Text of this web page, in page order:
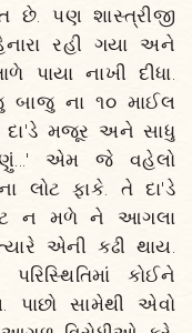
છે. પણ શાસ્ત્રીજી
રહી ગયા અને
પાયા નાખી દીધા.
બાજુ ના ૧૦ માઈલ
દા'ડે મજૂર અને સાધુ
એમ જે વહેલો
લોટ ફાકે. તે દા'ડે
ન મળે ને આગલા
એની કઢી થાય.
કોઈને
સામેથી એવો